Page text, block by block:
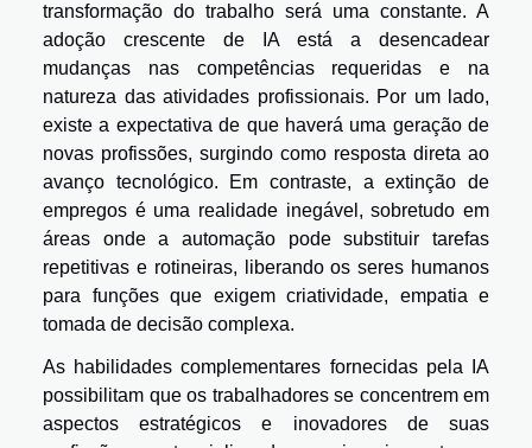
transformação do trabalho será uma constante. A
adoção crescente de IA está a desencadear
mudanças nas competências requeridas e na
natureza das atividades profissionais. Por um lado,
existe a expectativa de que haverá uma geração de
novas profissões, surgindo como resposta direta ao
avanço tecnológico. Em contraste, a extinção de
empregos é uma realidade inegável, sobretudo em
áreas onde a automação pode substituir tarefas
repetitivas e rotineiras, liberando os seres humanos
para funções que exigem criatividade, empatia e
tomada de decisão complexa.
As habilidades complementares fornecidas pela IA
possibilitam que os trabalhadores se concentrem em
aspectos estratégicos e inovadores de suas